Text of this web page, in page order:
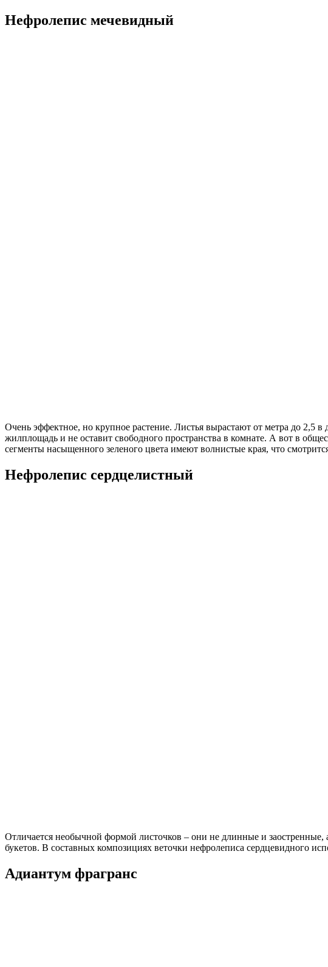
Нефролепис мечевидный
Очень эффектное, но крупное растение. Листья вырастают от метра до
жилплощадь и не оставит свободного пространства в комнате. А вот в
сегменты насыщенного зеленого цвета имеют волнистые края, что
Нефролепис сердцелистный
Отличается необычной формой листочков – они не длинные и
букетов. В составных композициях веточки нефролеписа сердцевидного
Адиантум фрагранс